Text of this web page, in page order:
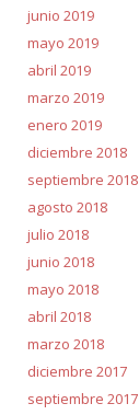
junio 2019
mayo 2019
abril 2019
marzo 2019
enero 2019
diciembre 2018
septiembre 2018
agosto 2018
julio 2018
junio 2018
mayo 2018
abril 2018
marzo 2018
diciembre 2017
septiembre 2017